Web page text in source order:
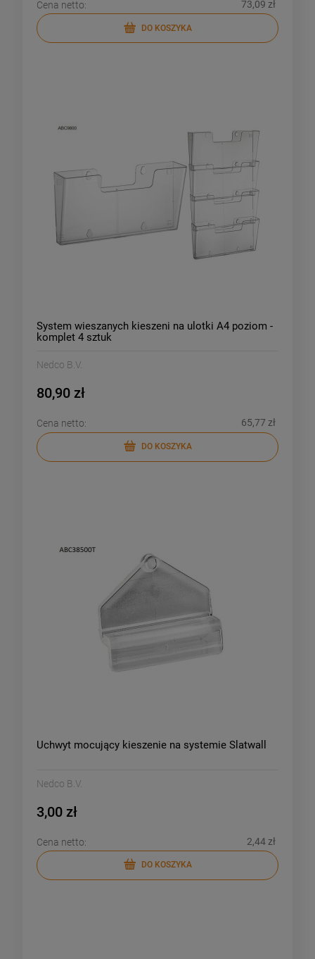
Cena netto: 73,09 zł
DO KOSZYKA
System wieszanych kieszeni na ulotki A4 poziom -
komplet 4 sztuk
Nedco B.V.
80,90 zł
Cena netto: 65,77 zł
DO KOSZYKA
Uchwyt mocujący kieszenie na systemie Slatwall
Nedco B.V.
3,00 zł
Cena netto: 2,44 zł
DO KOSZYKA